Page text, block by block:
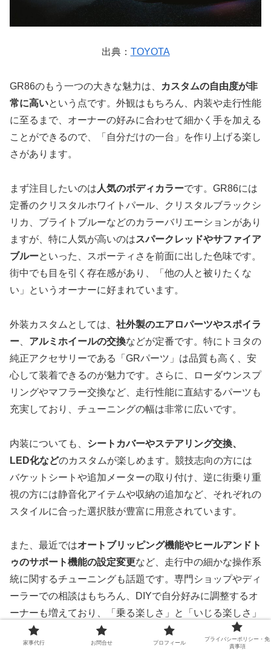
出典： TOYOTA
GR86のもう一つの大きな魅力は、
カスタムの自由度が非
常に高いという点です。外観はもちろん、内装や走行性能
に至るまで、オーナーの好みに合わせて細かく手を加える
ことができるので、「自分だけの一台」を作り上げる楽し
さがあります。
まず注目したいのは 人気のボディカラーです。GR86には
定番のクリスタルホワイトパール、クリスタルブラックシ
リカ、ブライトブルーなどのカラーバリエーションがあり
ますが、特に人気が高いのはスパークレッドやサファイア
ブルーといった、スポーティさを前面に出した色味です。
街中でも目を引く存在感があり、「他の人と被りたくな
い」というオーナーに好まれています。
外装カスタムとしては、 社外製のエアロパーツやスポイラ
ー
アルミホイールの交換などが定番です。特にトヨタの
純正アクセサリーである「GRパーツ」は品質も高く、安
心して装着できるのが魅力です。さらに、ローダウンスプ
リングやマフラー交換など、走行性能に直結するパーツも
充実しており、チューニングの幅は非常に広いです。
内装についても、 シートカバーやステアリング交換、
LED化などのカスタムが楽しめます。競技志向の方には
バケットシートや追加メーターの取り付け、逆に街乗り重
視の方には静音化アイテムや収納の追加など、それぞれの
スタイルに合った選択肢が豊富に用意されています。
また、最近ではオートブリッピング機能やヒールアンドト
ゥのサポート機能の設定変更など、走行中の細かな操作系
統に関するチューニングも話題です。専門ショップやディ
ーラーでの相談はもちろん、DIYで自分好みに調整するオ
ーナーも増えており、「乗る楽しさ」と「いじる楽しさ」
を両方味わえるのがGR86の大きな魅力となっています。
家事代行 お問合せ プロフィール
プライバシーポリシー・免
責事項